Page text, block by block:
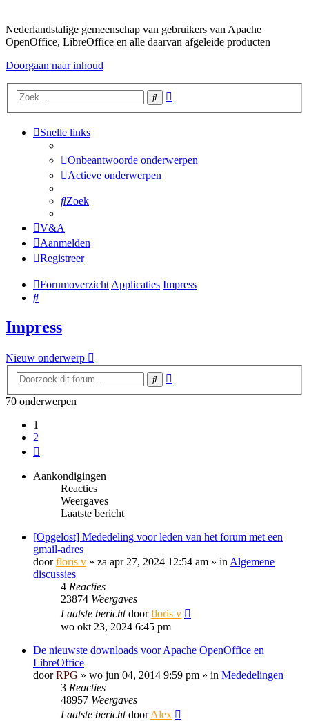
Nederlandstalige gemeenschap van gebruikers van Apache
OpenOffice, LibreOffice en alle daarvan afgeleide producten
Doorgaan naar inhoud
Zoek
Snelle links
Onbeantwoorde onderwerpen
Actieve onderwerpen
Zoek
V&A
Aanmelden
Registreer
Forumoverzicht Applicaties Impress
Zoek
Impress
Nieuw onderwerp
Zoek
70 onderwerpen
1
2
Aankondigingen
Reacties
Weergaves
Laatste bericht
[Opgelost] Mededeling voor leden van het forum met een
gmail-adres
doorfloris v » za apr 27, 2024 12:54 am » in Algemene
discussies
4 Reacties
23874 Weergaves
Laatste berichtdoorfloris v
wo okt 23, 2024 6:45 pm
De nieuwste downloads voor Apache OpenOffice en
LibreOffice
doorRPG » wo jun 04, 2014 9:59 pm » in Mededelingen
3 Reacties
48957 Weergaves
Laatste berichtdoorAlex